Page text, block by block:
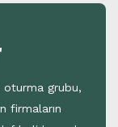
oturma grubu,
firmaların